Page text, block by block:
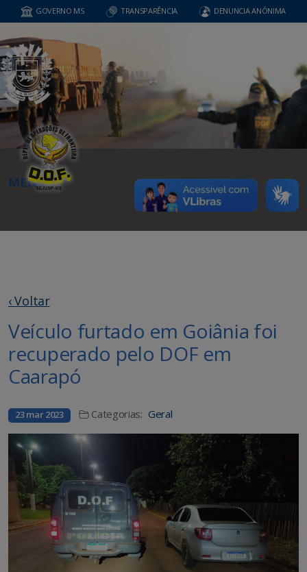
GOVERNO MS TRANSPARÊNCIA DENUNCIA ANÔNIMA
MENU
‹ Voltar
Veículo furtado em Goiânia foi
recuperado pelo DOF em
Caarapó
23 mar 2023 Categorias: Geral